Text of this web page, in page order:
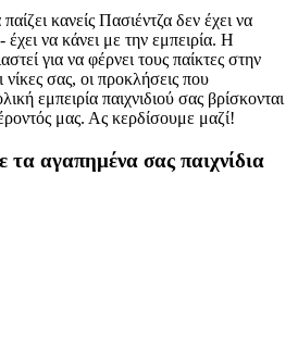
κανείς Πασιέντζα δεν έχει να
έχει να κάνει με την εμπειρία. Η
για να φέρνει τους παίκτες στην
σας, οι προκλήσεις που
εμπειρία παιχνιδιού σας βρίσκονται
μας. Ας κερδίσουμε μαζί!
τα αγαπημένα σας παιχνίδια